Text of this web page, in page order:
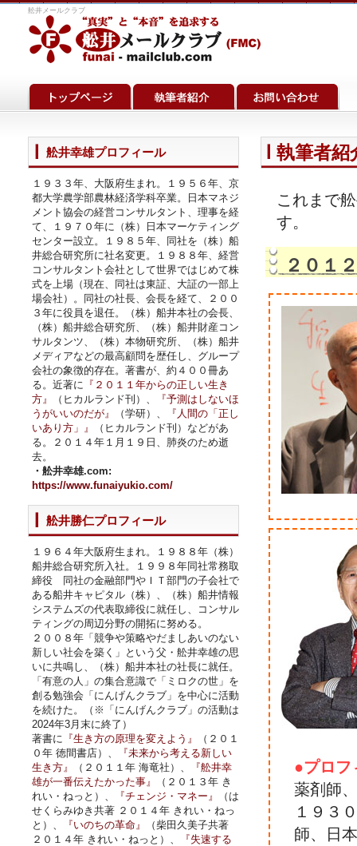
舩井メールクラブ
執筆者紹
これまで
す。
２０１
●プロフ
薬剤師
１９３
師、日
舩井幸雄プロフィール
１９３３年、大阪府生まれ。１９５６年、京
都大学農学部農林経済学科卒業。日本マネジ
メント協会の経営コンサルタント、理事を経
て、１９７０年に（株）日本マーケティング
センター設立。１９８５年、同社を（株）船
井総合研究所に社名変更。１９８８年、経営
コンサルタント会社として世界ではじめて株
式を上場（現在、同社は東証、大証の一部上
場会社）。同社の社長、会長を経て、２００
３年に役員を退任。（株）船井本社の会長、
（株）船井総合研究所、（株）船井財産コン
サルタンツ、（株）本物研究所、（株）船井
メディアなどの最高顧問を歴任し、グループ
会社の象徴的存在。著書が、約４００冊あ
る。近著に 『２０１１年からの正しい生き
方』
（ヒカルランド刊）、
『予測はしないほ
うがいいのだが』
（学研）、
『人間の「正し
いあり方」』
（ヒカルランド刊）などがあ
る。２０１４年１月１９日、肺炎のため逝
去。
・舩井幸雄.com:
https://www.funaiyukio.com/
舩井勝仁プロフィール
１９６４年大阪府生まれ。１９８８年（株）
船井総合研究所入社。１９９８年同社常務取
締役 同社の金融部門やＩＴ部門の子会社で
ある船井キャピタル（株）、（株）船井情報
システムズの代表取締役に就任し、コンサル
ティングの周辺分野の開拓に努める。
２００８年「競争や策略やだましあいのない
新しい社会を築く」という父・舩井幸雄の思
いに共鳴し、（株）船井本社の社長に就任。
「有意の人」の集合意識で「ミロクの世」を
創る勉強会「にんげんクラブ」を中心に活動
を続けた。（※「にんげんクラブ」の活動は
2024年3月末に終了）
著書に 『生き方の原理を変えよう』
（２０１
０年 徳間書店）、
『未来から考える新しい
生き方』
（２０１１年 海竜社）、
『舩井幸
雄が一番伝えたかった事』
（２０１３年 き
れい・ねっと）、
『チェンジ・マネー』
（は
せくらみゆき共著 ２０１４年 きれい・ねっ
と）、
『いのちの革命』
（柴田久美子共著
２０１４年 きれい・ねっと）、
『失速する